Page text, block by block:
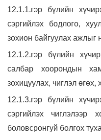
12.1.1.гэр бүлийн
сэргийлэх бодлого,
зохион байгуулах ажлыг
12.1.2.гэр бүлийн
салбар хоорондын
зохицуулах, чиглэл өгөх,
12.1.3.гэр бүлийн
сэргийлэх чиглэлээр
боловсронгуй болгох